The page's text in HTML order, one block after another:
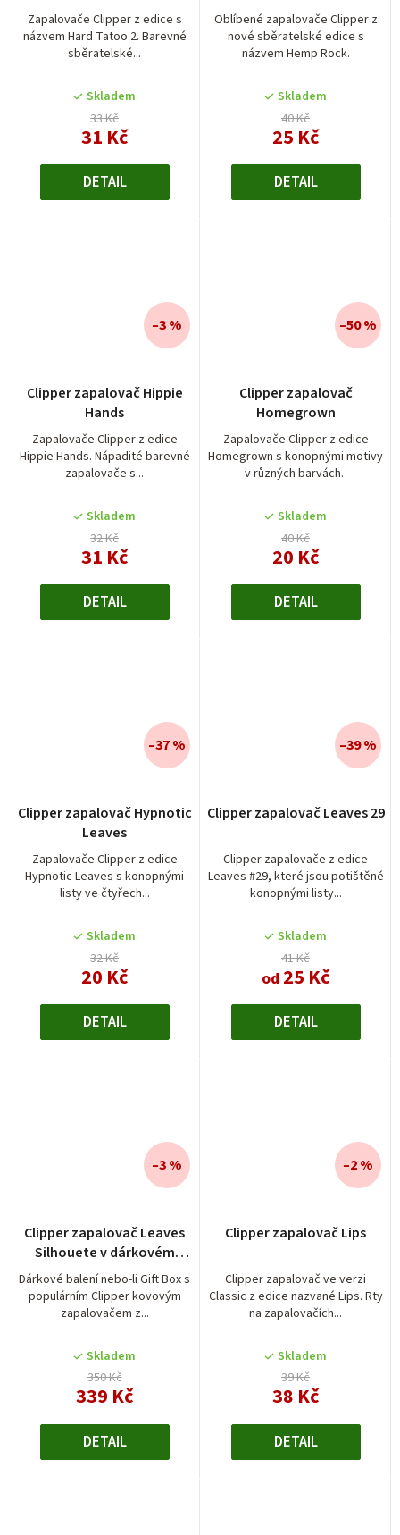
Zapalovače Clipper z edice s
názvem Hard Tatoo 2. Barevné
sběratelské...
Skladem
33 Kč
31 Kč
DETAIL
Oblíbené zapalovače Clipper z
nové sběratelské edice s
názvem Hemp Rock.
Skladem
40 Kč
25 Kč
DETAIL
Clipper zapalovač Hippie
Hands
Zapalovače Clipper z edice
Hippie Hands. Nápadité barevné
zapalovače s...
Skladem
32 Kč
31 Kč
–3 %
DETAIL
Clipper zapalovač
Homegrown
Zapalovače Clipper z edice
Homegrown s konopnými motivy
v různých barvách.
Skladem
40 Kč
20 Kč
–50 %
DETAIL
Clipper zapalovač Hypnotic
Leaves
Zapalovače Clipper z edice
Hypnotic Leaves s konopnými
listy ve čtyřech...
Skladem
32 Kč
20 Kč
–37 %
DETAIL
Clipper zapalovač Leaves 29
Clipper zapalovače z edice
Leaves #29, které jsou potištěné
konopnými listy...
Skladem
41 Kč
od 25 Kč
–39 %
DETAIL
Clipper zapalovač Leaves
Silhouete v dárkovém
balení
Dárkové balení nebo-li Gift Box s
populárním Clipper kovovým
zapalovačem z...
Skladem
350 Kč
339 Kč
–3 %
DETAIL
Clipper zapalovač Lips
Clipper zapalovač ve verzi
Classic z edice nazvané Lips. Rty
na zapalovačích...
Skladem
39 Kč
38 Kč
–2 %
DETAIL